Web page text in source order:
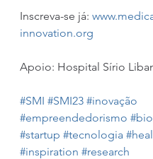
Inscreva-se já:
innovation.org
Apoio: Hospital Sírio
#SMI #SMI23 #inovação
#empreendedorismo
#startup #tecnologia
#inspiration #research